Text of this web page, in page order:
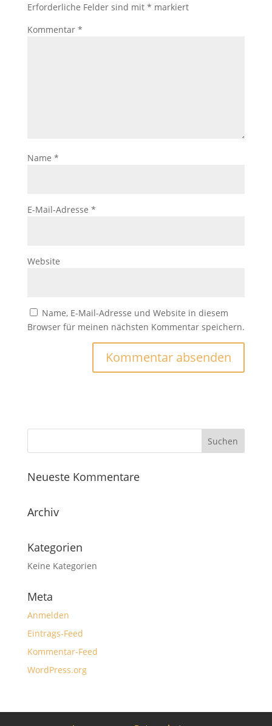
Erforderliche Felder sind mit * markiert
Kommentar *
Name *
E-Mail-Adresse *
Website
Name, E-Mail-Adresse und Website in diesem
Browser für meinen nächsten Kommentar speichern.
Neueste Kommentare
Archiv
Kategorien
Keine Kategorien
Meta
Anmelden
Eintrags-Feed
Kommentar-Feed
WordPress.org